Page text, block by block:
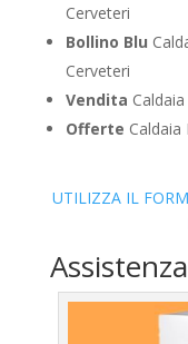
Cerveteri
Bollino Blu
Cerveteri
Vendita
Offerte
UTILIZZA IL